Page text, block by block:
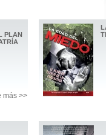
PLAN
más >>